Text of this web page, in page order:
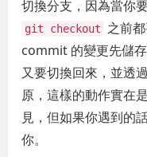
切換分支，因為當你
git checkout 之前
commit 的變更先儲
又要切換回來，並透過
原，這樣的動作實在
見，但如果你遇到的
你。